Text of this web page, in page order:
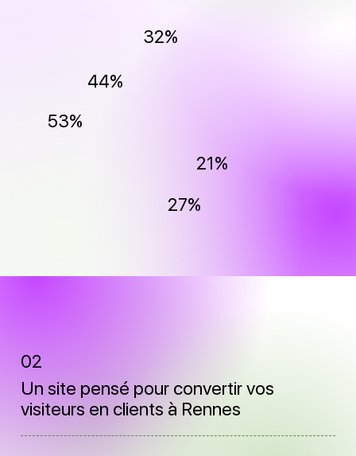
32%
44%
53%
21%
27%
02
Un site pensé pour convertir vos
visiteurs en clients à Rennes